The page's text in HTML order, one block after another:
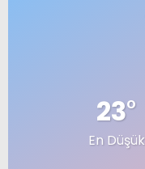
23°
En Düşük